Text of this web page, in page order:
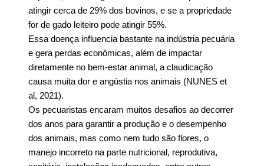
atingir cerca de 29% dos bovinos, e se a propriedade
for de gado leiteiro pode atingir 55%.
Essa doença influencia bastante na indústria pecuária
e gera perdas econômicas, além de impactar
diretamente no bem-estar animal, a claudicação
causa muita dor e angústia nos animais (NUNES et
al, 2021).
Os pecuaristas encaram muitos desafios ao decorrer
dos anos para garantir a produção e o desempenho
dos animais, mas como nem tudo são flores, o
manejo incorreto na parte nutricional, reprodutiva,